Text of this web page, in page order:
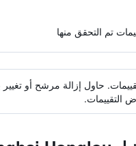
حاول إزالة مرشح أو تغيير